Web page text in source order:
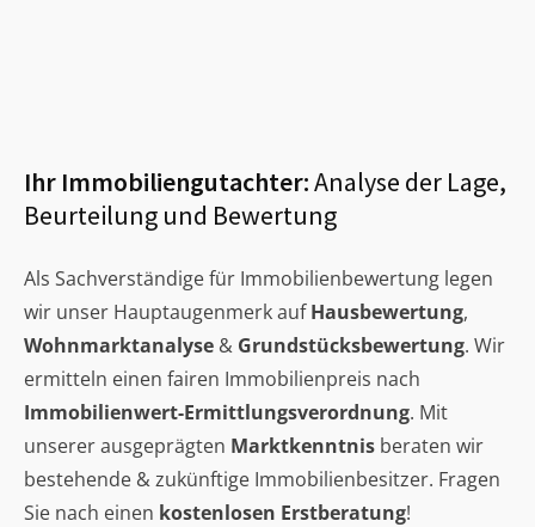
Ihr Immobiliengutachter:Analyse der Lage,
Beurteilung und Bewertung
Als Sachverständige für Immobilienbewertung legen
wir unser Hauptaugenmerk aufHausbewertung,
Wohnmarktanalyse & Grundstücksbewertung. Wir
ermitteln einen fairen Immobilienpreis nach
Immobilienwert-Ermittlungsverordnung. Mit
unserer ausgeprägten Marktkenntnis beraten wir
bestehende & zukünftige Immobilienbesitzer. Fragen
Sie nach einen kostenlosen Erstberatung!